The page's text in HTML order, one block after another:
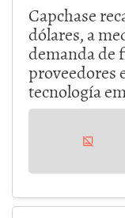
Capchase
dólares, a
demanda de
proveedores
tecnología